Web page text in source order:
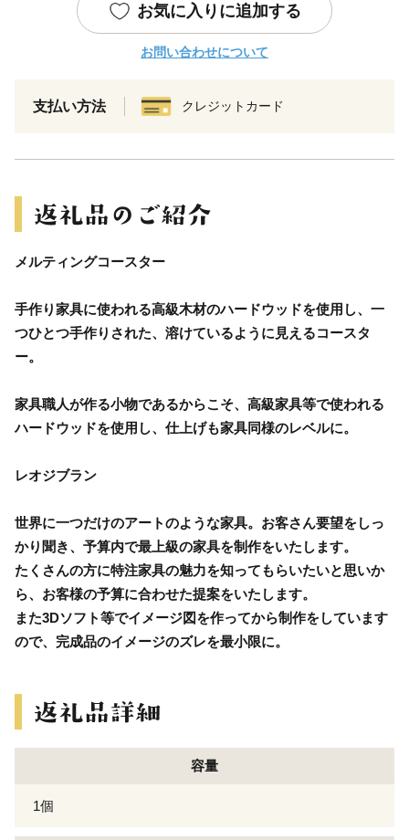
お気に入りに追加する
お問い合わせについて
支払い方法 クレジットカード
メルティングコースター
手作り家具に使われる高級木材のハードウッドを使用し、一
つひとつ手作りされた、溶けているように見えるコースタ
ー。
家具職人が作る小物であるからこそ、高級家具等で使われる
ハードウッドを使用し、仕上げも家具同様のレベルに。
レオジブラン
世界に一つだけのアートのような家具。お客さん要望をしっ
かり聞き、予算内で最上級の家具を制作をいたします。
たくさんの方に特注家具の魅力を知ってもらいたいと思いか
ら、お客様の予算に合わせた提案をいたします。
また3Dソフト等でイメージ図を作ってから制作をしています
ので、完成品のイメージのズレを最小限に。
容量
1個